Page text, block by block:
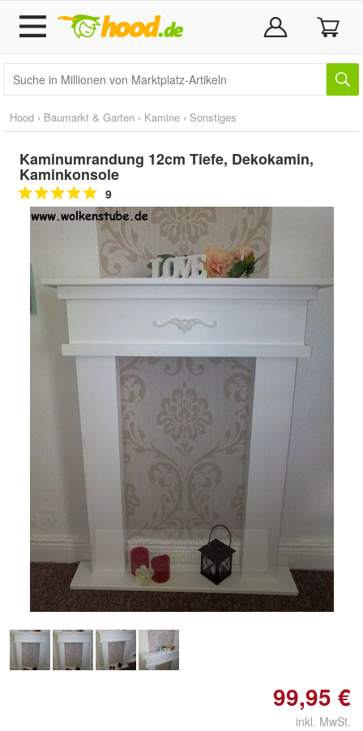
Hood › Baumarkt & Garten › Kamine › Sonstiges
Kaminumrandung 12cm Tiefe, Dekokamin,
Kaminkonsole
9
Doppelt antippen zum
vergrößern
99,95 €
inkl. MwSt.